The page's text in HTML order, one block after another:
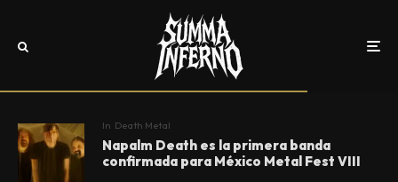
In Death Metal
Napalm Death es la primera banda
confirmada para México Metal Fest VIII